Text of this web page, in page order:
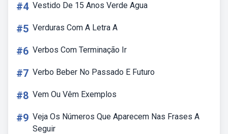
#4 Vestido De 15 Anos Verde Agua
#5 Verduras Com A Letra A
#6 Verbos Com Terminação Ir
#7 Verbo Beber No Passado E Futuro
#8 Vem Ou Vêm Exemplos
#9 Veja Os Números Que Aparecem Nas Frases A
Seguir